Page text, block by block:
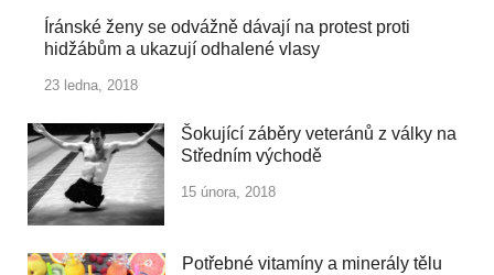
Íránské ženy se odvážně dávají na protest proti
hidžábům a ukazují odhalené vlasy
23 ledna, 2018
Šokující záběry veteránů z války na
Středním východě
15 února, 2018
Potřebné vitamíny a minerály tělu